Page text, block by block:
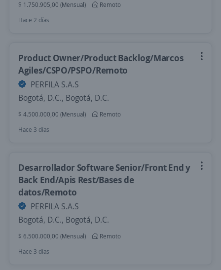
$ 1.750.905,00 (Mensual)
Remoto
Hace 2 días
Product Owner/Product Backlog/Marcos
Agiles/CSPO/PSPO/Remoto
PERFILA S.A.S
Bogotá, D.C., Bogotá, D.C.
$ 4.500.000,00 (Mensual)
Remoto
Hace 3 días
Desarrollador Software Senior/Front End y
Back End/Apis Rest/Bases de
datos/Remoto
PERFILA S.A.S
Bogotá, D.C., Bogotá, D.C.
$ 6.500.000,00 (Mensual)
Remoto
Hace 3 días